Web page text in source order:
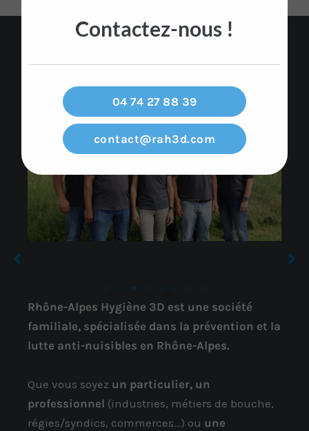
Elodie : Solaire,
Rhône-Alpes Hygiène 3D est une société
familiale, spécialisée dans la prévention et la
lutte anti-nuisibles en Rhône-Alpes.
Que vous soyez un particulier, un
professionnel (industries, métiers de bouche,
régies/syndics, commerces…) ou une
Contactez-nous !
04 74 27 88 39
contact@rah3d.com